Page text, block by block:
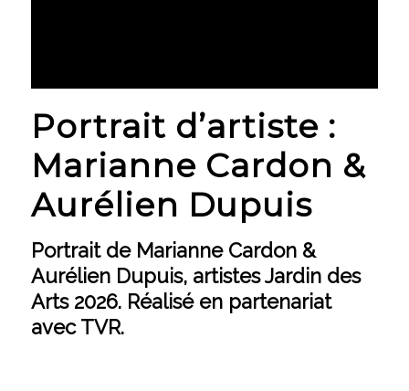
Portrait d’artiste :
Marianne Cardon &
Aurélien Dupuis
Portrait de Marianne Cardon &
Aurélien Dupuis, artistes Jardin des
Arts 2026. Réalisé en partenariat
avec TVR.